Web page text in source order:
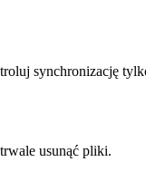
synchronizację
usunąć pliki.